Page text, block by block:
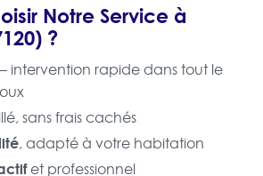
Notre Service à
?
– intervention rapide dans tout le
sans frais cachés
, adapté à votre habitation
et professionnel